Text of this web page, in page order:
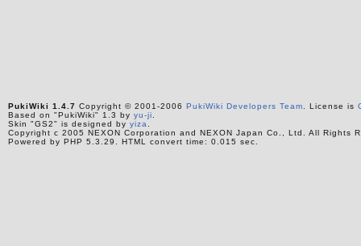
PukiWiki 1.4.7 Copyright © 2001-2006 PukiWiki Developers Team . License is
Based on "PukiWiki" 1.3 by yu-ji
Skin "GS2" is designed by yiza
Copyright c 2005 NEXON Corporation and NEXON Japan Co., Ltd. All Rights
Powered by PHP 5.3.29. HTML convert time: 0.015 sec.